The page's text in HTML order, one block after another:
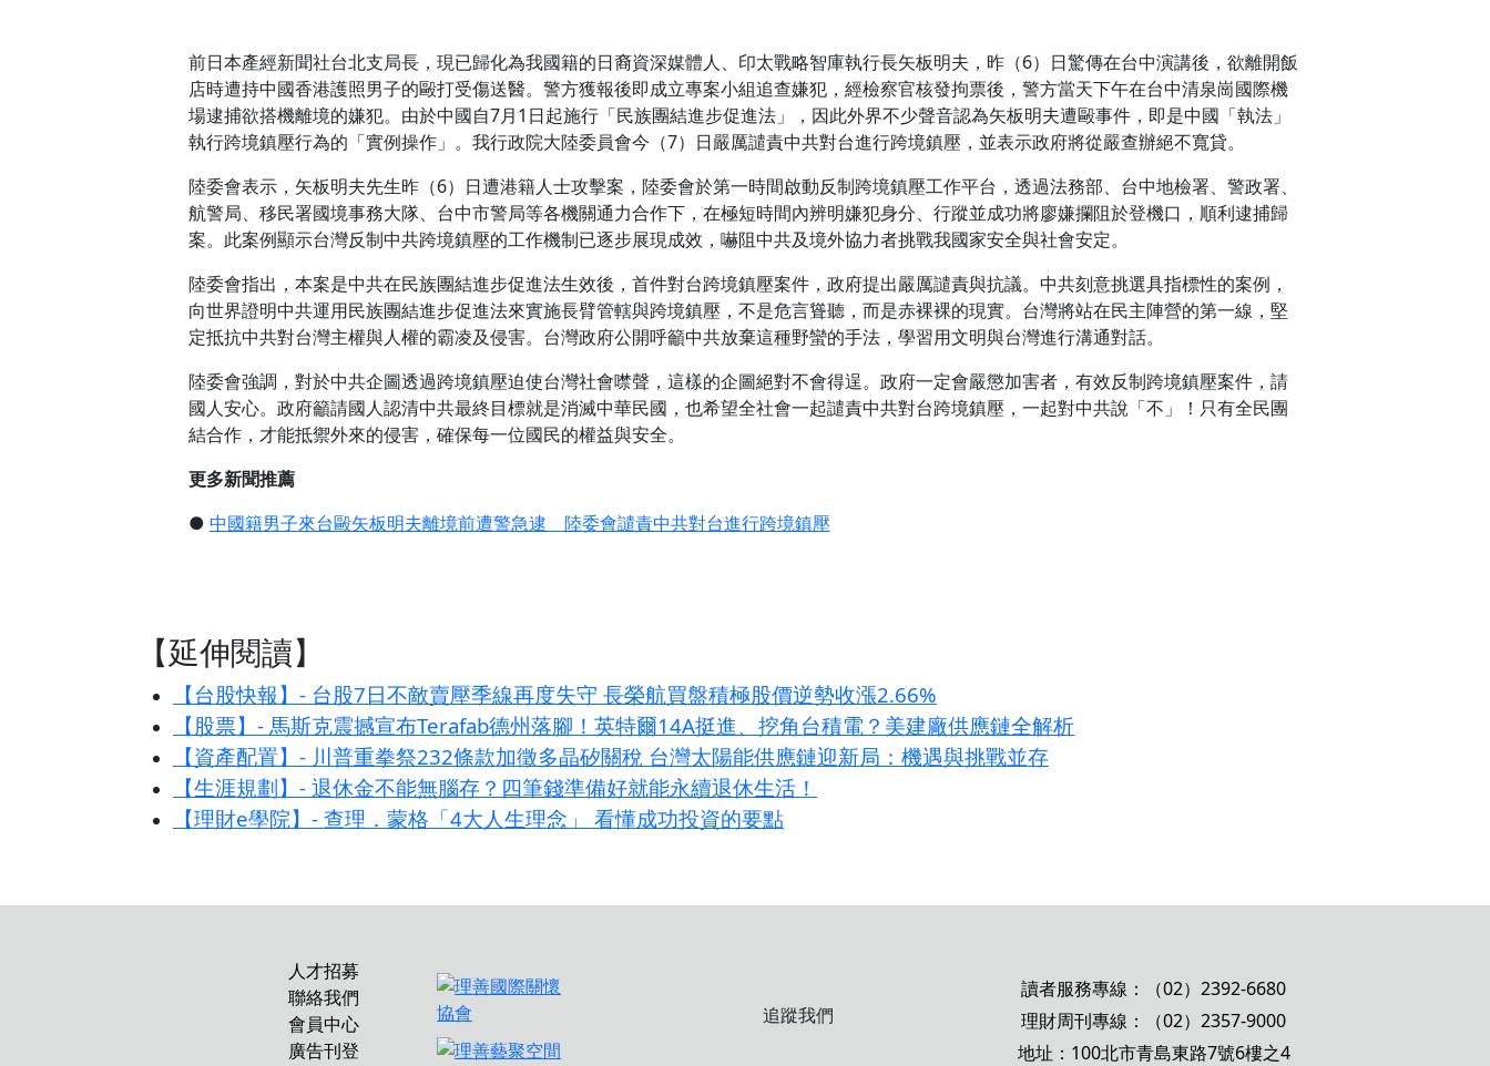
前日本產經新聞社台北支局長，現已歸化為我國籍的日裔資深媒體人、印太戰略智庫執行長矢板明夫，昨（6）日驚傳在台中演講後，欲離開飯
店時遭持中國香港護照男子的毆打受傷送醫。警方獲報後即成立專案小組追查嫌犯，經檢察官核發拘票後，警方當天下午在台中清泉崗國際機
場逮捕欲搭機離境的嫌犯。由於中國自7月1日起施行「民族團結進步促進法」，因此外界不少聲音認為矢板明夫遭毆事件，即是中國「執法」
執行跨境鎮壓行為的「實例操作」。我行政院大陸委員會今（7）日嚴厲譴責中共對台進行跨境鎮壓，並表示政府將從嚴查辦絕不寬貸。
陸委會表示，矢板明夫先生昨（6）日遭港籍人士攻擊案，陸委會於第一時間啟動反制跨境鎮壓工作平台，透過法務部、台中地檢署、警政署、
航警局、移民署國境事務大隊、台中市警局等各機關通力合作下，在極短時間內辨明嫌犯身分、行蹤並成功將廖嫌攔阻於登機口，順利逮捕歸
案。此案例顯示台灣反制中共跨境鎮壓的工作機制已逐步展現成效，嚇阻中共及境外協力者挑戰我國家安全與社會安定。
陸委會指出，本案是中共在民族團結進步促進法生效後，首件對台跨境鎮壓案件，政府提出嚴厲譴責與抗議。中共刻意挑選具指標性的案例，
向世界證明中共運用民族團結進步促進法來實施長臂管轄與跨境鎮壓，不是危言聳聽，而是赤裸裸的現實。台灣將站在民主陣營的第一線，堅
定抵抗中共對台灣主權與人權的霸凌及侵害。台灣政府公開呼籲中共放棄這種野蠻的手法，學習用文明與台灣進行溝通對話。
陸委會強調，對於中共企圖透過跨境鎮壓迫使台灣社會噤聲，這樣的企圖絕對不會得逞。政府一定會嚴懲加害者，有效反制跨境鎮壓案件，請
國人安心。政府籲請國人認清中共最終目標就是消滅中華民國，也希望全社會一起譴責中共對台跨境鎮壓，一起對中共說「不」！只有全民團
結合作，才能抵禦外來的侵害，確保每一位國民的權益與安全。
更多新聞推薦
● 中國籍男子來台毆矢板明夫離境前遭警急逮 陸委會譴責中共對台進行跨境鎮壓
【延伸閱讀】
【台股快報】- 台股7日不敵賣壓季線再度失守 長榮航買盤積極股價逆勢收漲2.66%
【股票】- 馬斯克震撼宣布Terafab德州落腳！英特爾14A挺進、挖角台積電？美建廠供應鏈全解析
【資產配置】- 川普重拳祭232條款加徵多晶矽關稅 台灣太陽能供應鏈迎新局：機遇與挑戰並存
【生涯規劃】- 退休金不能無腦存？四筆錢準備好就能永續退休生活！
【理財e學院】- 查理．蒙格「4大人生理念」 看懂成功投資的要點
人才招募
聯絡我們
會員中心
廣告刊登
追蹤我們
讀者服務專線：（02）2392-6680
理財周刊專線：（02）2357-9000
地址：100北市青島東路7號6樓之4